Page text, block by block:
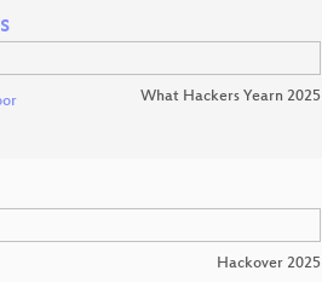
What Hackers Yearn 2025
Hackover 2025